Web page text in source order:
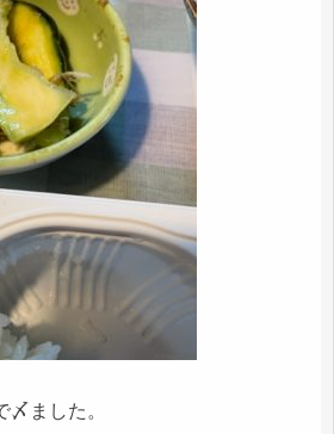
ました。